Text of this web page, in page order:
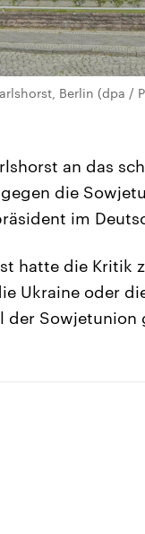
Berlin (dpa /
an das
die
im
hatte die Kritik
Ukraine oder
der Sowjetunion